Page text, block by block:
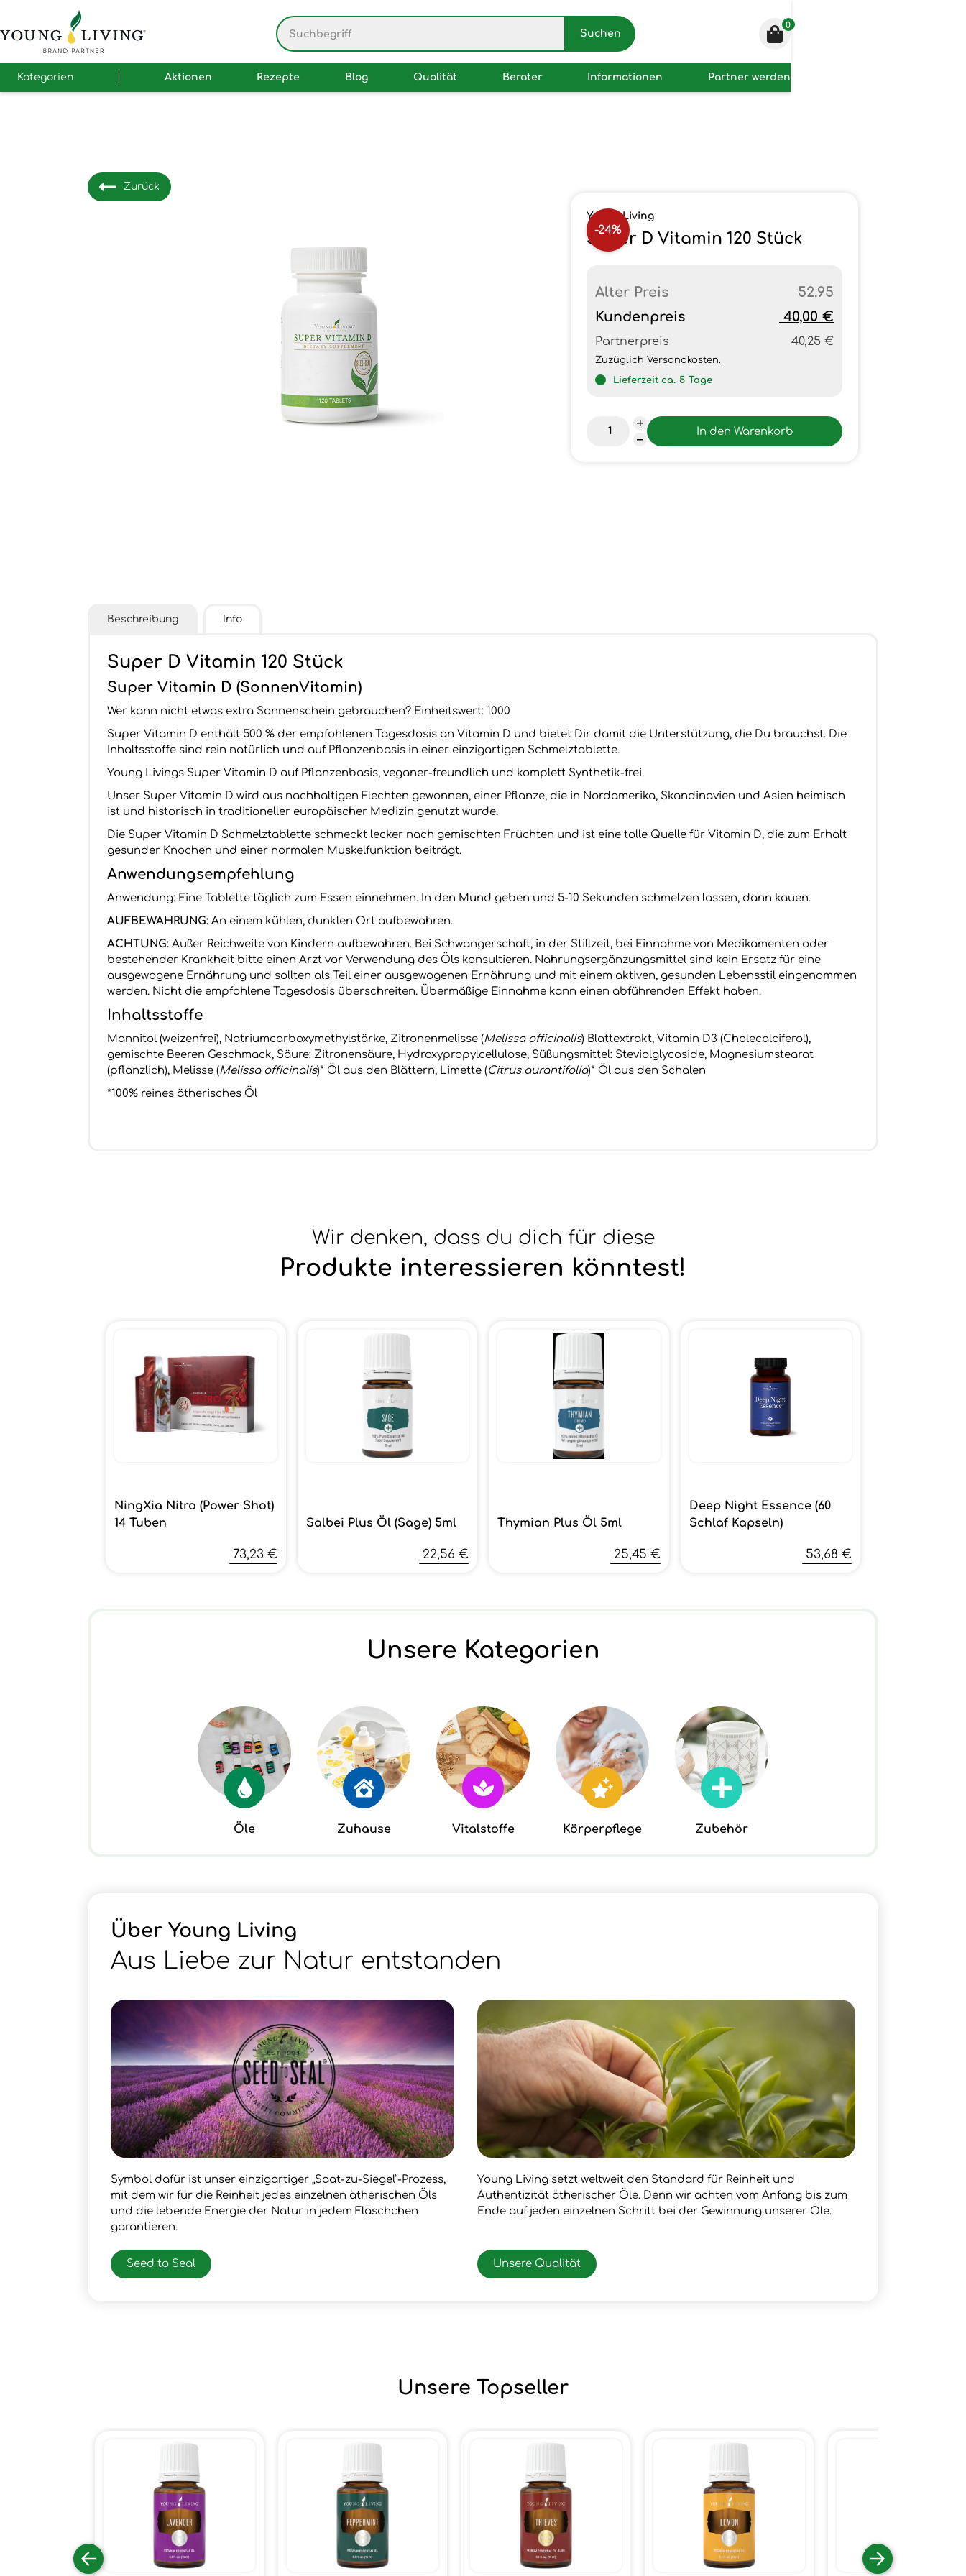
0
Kategorien Aktionen Rezepte Blog Qualität Berater Informationen Partner werden
-24%
Young Living
Super D Vitamin 120 Stück
Alter Preis
52.95
Kundenpreis
40,00 €
Partnerpreis 40,25 €
Zuzüglich Versandkosten.
Lieferzeit ca. 5 Tage
Zurück
Beschreibung Info
Super D Vitamin 120 Stück
Super Vitamin D (SonnenVitamin)
Wer kann nicht etwas extra Sonnenschein gebrauchen? Einheitswert: 1000
Super Vitamin D enthält 500 % der empfohlenen Tagesdosis an Vitamin D und bietet Dir damit die Unterstützung, die Du brauchst. Die
Inhaltsstoffe sind rein natürlich und auf Pflanzenbasis in einer einzigartigen Schmelztablette.
Young Livings Super Vitamin D auf Pflanzenbasis, veganer-freundlich und komplett Synthetik-frei.
Unser Super Vitamin D wird aus nachhaltigen Flechten gewonnen, einer Pflanze, die in Nordamerika, Skandinavien und Asien heimisch
ist und historisch in traditioneller europäischer Medizin genutzt wurde.
Die Super Vitamin D Schmelztablette schmeckt lecker nach gemischten Früchten und ist eine tolle Quelle für Vitamin D, die zum Erhalt
gesunder Knochen und einer normalen Muskelfunktion beiträgt.
Anwendungsempfehlung
Anwendung: Eine Tablette täglich zum Essen einnehmen. In den Mund geben und 5-10 Sekunden schmelzen lassen, dann kauen.
AUFBEWAHRUNG: An einem kühlen, dunklen Ort aufbewahren.
ACHTUNG: Außer Reichweite von Kindern aufbewahren. Bei Schwangerschaft, in der Stillzeit, bei Einnahme von Medikamenten oder
bestehender Krankheit bitte einen Arzt vor Verwendung des Öls konsultieren. Nahrungsergänzungsmittel sind kein Ersatz für eine
ausgewogene Ernährung und sollten als Teil einer ausgewogenen Ernährung und mit einem aktiven, gesunden Lebensstil eingenommen
werden. Nicht die empfohlene Tagesdosis überschreiten. Übermäßige Einnahme kann einen abführenden Effekt haben.
Inhaltsstoffe
Mannitol (weizenfrei), Natriumcarboxymethylstärke, Zitronenmelisse (Melissa officinalis) Blattextrakt, Vitamin D3 (Cholecalciferol),
gemischte Beeren Geschmack, Säure: Zitronensäure, Hydroxypropylcellulose, Süßungsmittel: Steviolglycoside, Magnesiumstearat
(pflanzlich), Melisse (Melissa officinalis)* Öl aus den Blättern, Limette (Citrus aurantifolia)* Öl aus den Schalen
*100% reines ätherisches Öl
Wir denken, dass du dich für diese
Produkte interessieren könntest!
NingXia Nitro (Power Shot)
14 Tuben
73,23 €
Salbei Plus Öl (Sage) 5ml
22,56 €
Thymian Plus Öl 5ml
25,45 €
Deep Night Essence (60
Schlaf Kapseln)
53,68 €
Unsere Kategorien
Öle Zuhause Vitalstoffe Körperpflege Zubehör
Über Young Living
Aus Liebe zur Natur entstanden
Symbol dafür ist unser einzigartiger „Saat-zu-Siegel“-Prozess,
mit dem wir für die Reinheit jedes einzelnen ätherischen Öls
und die lebende Energie der Natur in jedem Fläschchen
garantieren.
Seed to Seal
Young Living setzt weltweit den Standard für Reinheit und
Authentizität ätherischer Öle. Denn wir achten vom Anfang bis zum
Ende auf jeden einzelnen Schritt bei der Gewinnung unserer Öle.
Unsere Qualität
Unsere Topseller